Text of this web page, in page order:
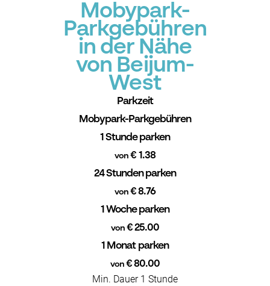
Mobypark-
Parkgebühren
in der Nähe
von Beijum-
West
Parkzeit
Mobypark-Parkgebühren
1 Stunde parken
von € 1.38
24 Stunden parken
von€ 8.76
1 Woche parken
von€ 25.00
1 Monat parken
von€ 80.00
Min. Dauer 1 Stunde